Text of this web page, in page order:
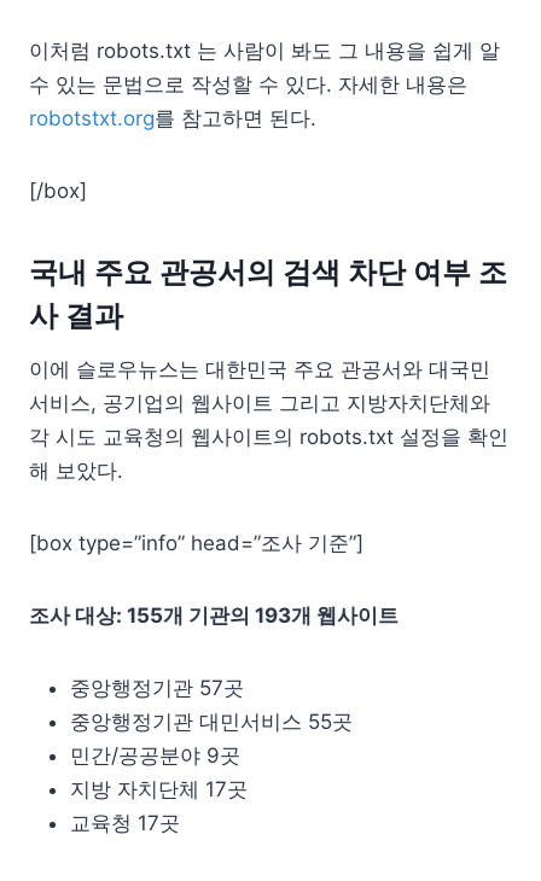
이처럼 robots.txt 는 사람이 봐도 그 내용을 쉽게 알
수 있는 문법으로 작성할 수 있다. 자세한 내용은
robotstxt.org를 참고하면 된다.
[/box]
국내 주요 관공서의 검색 차단 여부 조
사 결과
이에 슬로우뉴스는 대한민국 주요 관공서와 대국민
서비스, 공기업의 웹사이트 그리고 지방자치단체와
각 시도 교육청의 웹사이트의 robots.txt 설정을 확인
해 보았다.
[box type=”info” head=”조사 기준”]
조사 대상: 155개 기관의 193개 웹사이트
중앙행정기관 57곳
중앙행정기관 대민서비스 55곳
민간/공공분야 9곳
지방 자치단체 17곳
교육청 17곳